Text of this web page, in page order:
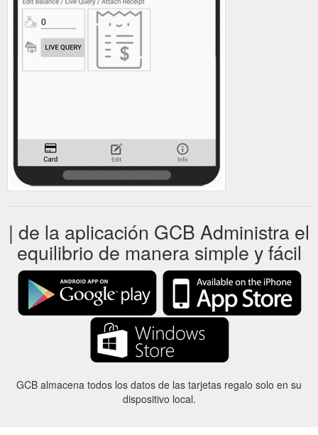
| de la aplicación GCB Administra el
equilibrio de manera simple y fácil
GCB almacena todos los datos de las tarjetas regalo solo en su
dispositivo local.